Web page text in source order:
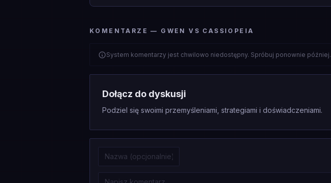
KOMENTARZE — GWEN VS CASSIOPEIA
System komentarzy jest chwilowo niedostępny. Spróbuj ponownie później.
Dołącz do dyskusji
Podziel się swoimi przemyśleniami, strategiami i doświadczeniami.